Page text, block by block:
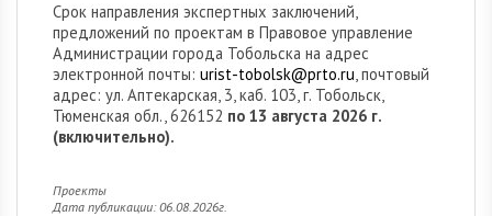
Cрок направления экспертных заключений,
предложений по проектам в Правовое управление
Администрации города Тобольска на адрес
электронной почты: urist-tobolsk@prto.ru, почтовый
адрес: ул. Аптекарская, 3, каб. 103, г. Тобольск,
Тюменская обл., 626152 по 13 августа 2026 г.
(включительно).
Проекты
Дата публикации: 06.08.2026г.